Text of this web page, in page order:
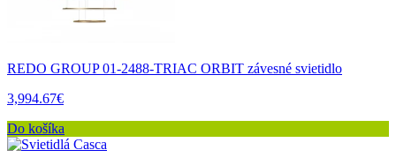
REDO GROUP 01-2488-TRIAC ORBIT závesné svietidlo
3,994.67€
Do košíka